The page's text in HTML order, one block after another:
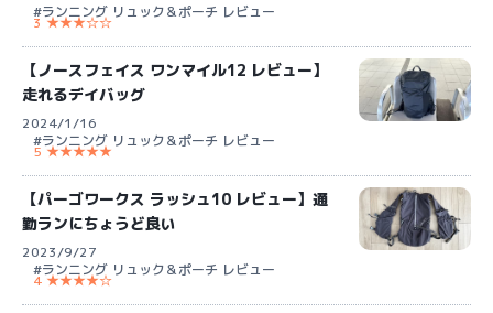
#ランニング リュック＆ポーチ レビュー
3 ★★★☆☆
【ノースフェイス ワンマイル12 レビュー】
走れるデイバッグ
2024/1/16
#ランニング リュック＆ポーチ レビュー
5 ★★★★★
【パーゴワークス ラッシュ10 レビュー】通
勤ランにちょうど良い
2023/9/27
#ランニング リュック＆ポーチ レビュー
4 ★★★★☆